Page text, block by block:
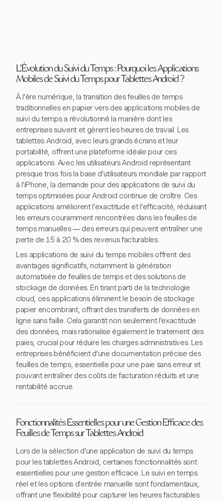
L'Évolution du Suivi du Temps : Pourquoi les Applications
Mobiles de Suivi du Temps pour Tablettes Android ?
À l'ère numérique, la transition des feuilles de temps
traditionnelles en papier vers des applications mobiles de
suivi du temps a révolutionné la manière dont les
entreprises suivent et gèrent les heures de travail. Les
tablettes Android, avec leurs grands écrans et leur
portabilité, offrent une plateforme idéale pour ces
applications. Avec les utilisateurs Android représentant
presque trois fois la base d'utilisateurs mondiale par rapport
à l'iPhone, la demande pour des applications de suivi du
temps optimisées pour Android continue de croître. Ces
applications améliorent l'exactitude et l'efficacité, réduisant
les erreurs couramment rencontrées dans les feuilles de
temps manuelles — des erreurs qui peuvent entraîner une
perte de 15 à 20 % des revenus facturables.
Les applications de suivi du temps mobiles offrent des
avantages significatifs, notamment la génération
automatisée de feuilles de temps et des solutions de
stockage de données. En tirant parti de la technologie
cloud, ces applications éliminent le besoin de stockage
papier encombrant, offrant des transferts de données en
ligne sans faille. Cela garantit non seulement l'exactitude
des données, mais rationalise également le traitement des
paies, crucial pour réduire les charges administratives. Les
entreprises bénéficient d'une documentation précise des
feuilles de temps, essentielle pour une paie sans erreur et
pouvant entraîner des coûts de facturation réduits et une
rentabilité accrue.
Fonctionnalités Essentielles pour une Gestion Efficace des
Feuilles de Temps sur Tablettes Android
Lors de la sélection d'une application de suivi du temps
pour les tablettes Android, certaines fonctionnalités sont
essentielles pour une gestion efficace. Le suivi en temps
réel et les options d'entrée manuelle sont fondamentaux,
offrant une flexibilité pour capturer les heures facturables